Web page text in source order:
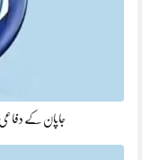
جاپان کے دفاعی